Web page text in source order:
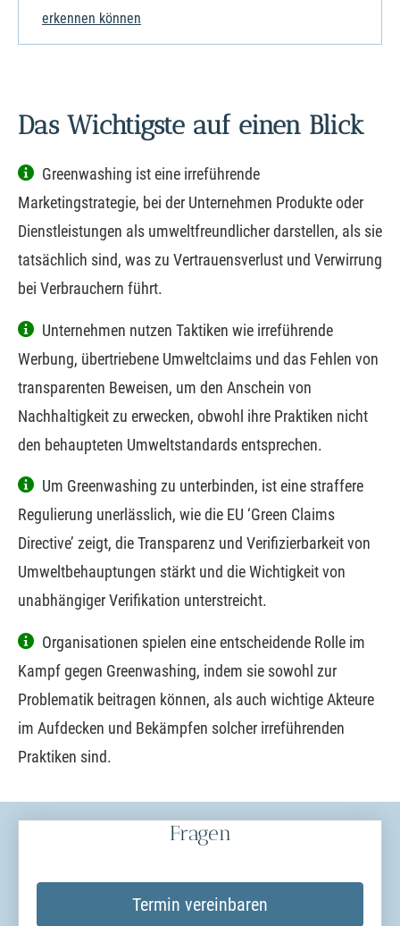
erkennen können
Das Wichtigste auf einen Blick
Greenwashing ist eine irreführende
Marketingstrategie, bei der Unternehmen Produkte oder
Dienstleistungen als umweltfreundlicher darstellen, als sie
tatsächlich sind, was zu Vertrauensverlust und Verwirrung
bei Verbrauchern führt.
Unternehmen nutzen Taktiken wie irreführende
Werbung, übertriebene Umweltclaims und das Fehlen von
transparenten Beweisen, um den Anschein von
Nachhaltigkeit zu erwecken, obwohl ihre Praktiken nicht
den behaupteten Umweltstandards entsprechen.
Um Greenwashing zu unterbinden, ist eine straffere
Regulierung unerlässlich, wie die EU ‘Green Claims
Directive’ zeigt, die Transparenz und Verifizierbarkeit von
Umweltbehauptungen stärkt und die Wichtigkeit von
unabhängiger Verifikation unterstreicht.
Organisationen spielen eine entscheidende Rolle im
Kampf gegen Greenwashing, indem sie sowohl zur
Problematik beitragen können, als auch wichtige Akteure
im Aufdecken und Bekämpfen solcher irreführenden
Praktiken sind.
Fragen
Termin ver­ein­baren